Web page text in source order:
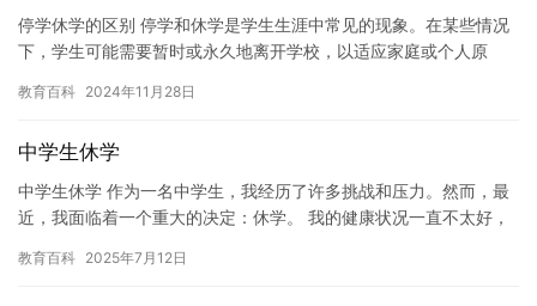
停学休学的区别 停学和休学是学生生涯中常见的现象。在某些情况
下，学生可能需要暂时或永久地离开学校，以适应家庭或个人原
或永…
教育百科 2024年11月28日
中学生休学
中学生休学 作为一名中学生，我经历了许多挑战和压力。然而，最
近，我面临着一个重大的决定：休学。 我的健康状况一直不太好，
一…
教育百科 2025年7月12日